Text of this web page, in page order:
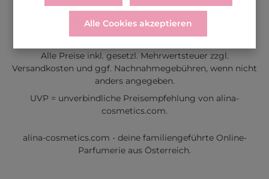
LIEFERUNGWIDERRUFSERVICE & HILFE
Alle Preise inkl. gesetzl. Mehrwertsteuer zzgl.
Versandkosten und ggf. Nachnahmegebühren, wenn nicht
anders angegeben.
UVP = unverbindliche Preisempfehlung von alina-
cosmetics.com.
alina-cosmetics.com - deine familiengeführte Online-
Parfumerie aus Österreich.
Alle Cookies akzeptieren